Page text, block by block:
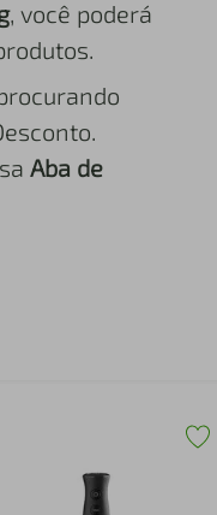
, você poderá
Aba de